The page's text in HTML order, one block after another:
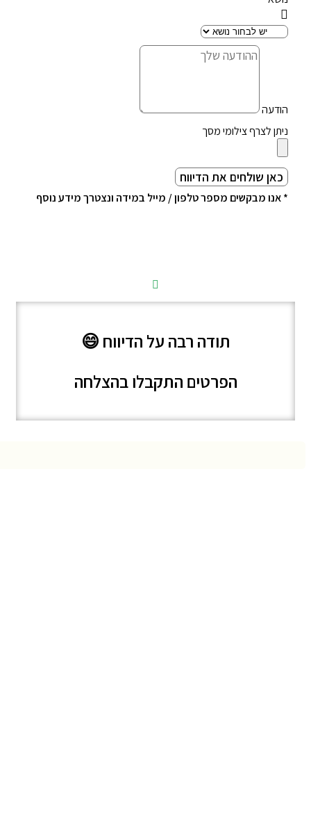
הודעה
ניתן לצרף צילומי מסך
כאן שולחים את הדיווח
* אנו מבקשים מספר טלפון / מייל במידה ונצטרך מידע נוסף
תודה רבה על הדיווח 😄
הפרטים התקבלו בהצלחה